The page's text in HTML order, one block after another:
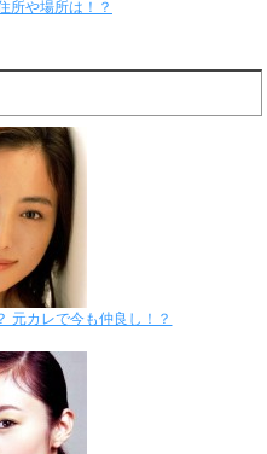
所や場所は！？
元カレで今も仲良し！？